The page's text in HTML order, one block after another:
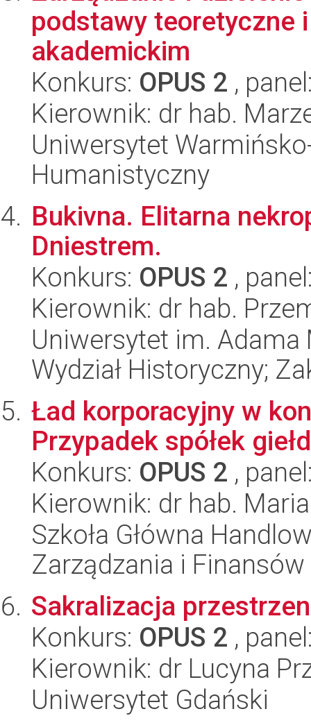
podstawy teoretyczne
akademickim
Konkurs: OPUS 2 ,
Kierownik: dr hab.
Uniwersytet
Humanistyczny
Bukivna. Elitarna
Dniestrem.
Konkurs: OPUS 2 ,
Kierownik: dr hab.
Uniwersytet im.
Wydział Historyczny;
Ład korporacyjny w
Przypadek spółek
Konkurs: OPUS 2 ,
Kierownik: dr hab.
Szkoła Główna
Zarządzania i Finansów
Sakralizacja
Konkurs: OPUS 2 ,
Kierownik: dr Lucyna
Uniwersytet Gdański